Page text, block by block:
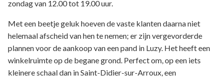
zondag van 12.00 tot 19.00 uur.
Met een beetje geluk hoeven de vaste klanten daarna niet
helemaal afscheid van hen te nemen; er zijn vergevorderde
plannen voor de aankoop van een pand in Luzy. Het heeft een
winkelruimte op de begane grond. Perfect om, op een iets
kleinere schaal dan in Saint-Didier-sur-Arroux, een